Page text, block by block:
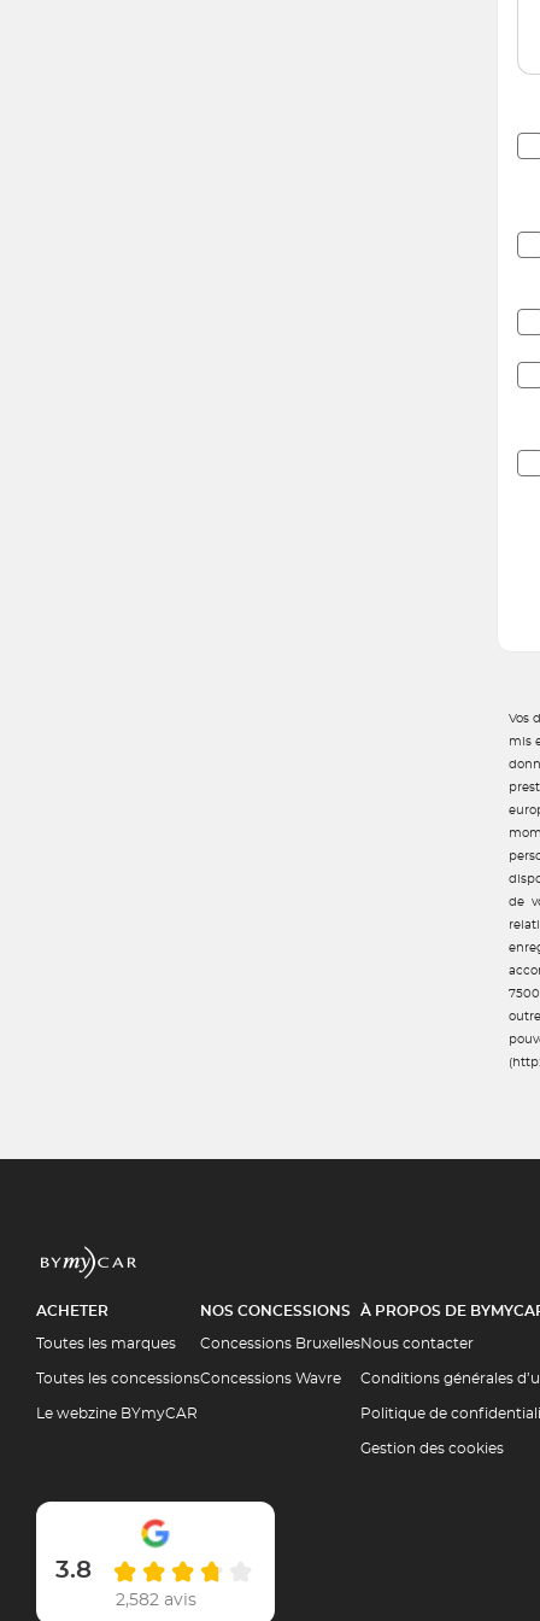
Vos
mis
de
ACHETER
Toutes les marques
Toutes les concessions
Le webzine BYmyCAR
NOS CONCESSIONS
Concessions Bruxelles
Concessions Wavre
À PROPOS DE
Nous contacter
Conditions générales
Politique de
Gestion des cookies
3.8
2,582 avis